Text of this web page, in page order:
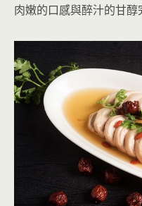
肉嫩的口感與醉汁的甘